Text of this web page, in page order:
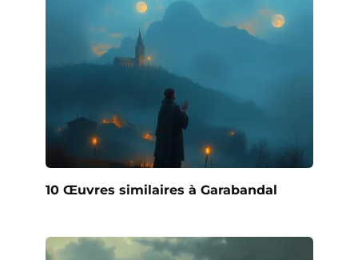
10 Œuvres similaires à Garabandal